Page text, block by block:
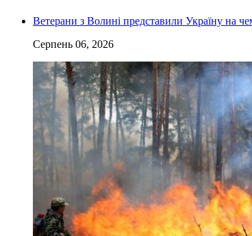
Ветерани з Волині представили Україну на
Серпень 06, 2026